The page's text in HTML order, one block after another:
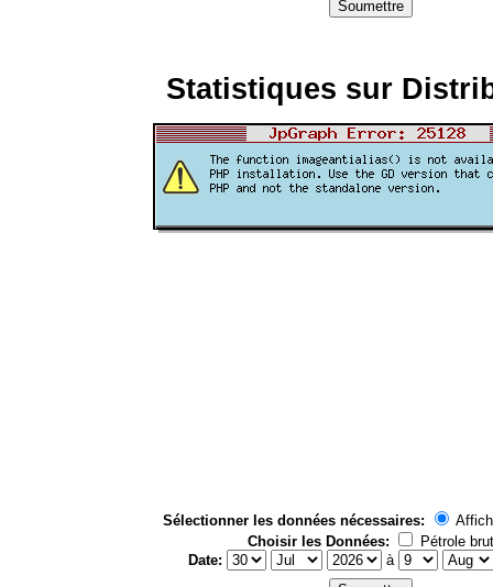
Statistiques sur
Sélectionner les données nécessaires:
Choisir les Données:
Pétrole brut
Date:
à